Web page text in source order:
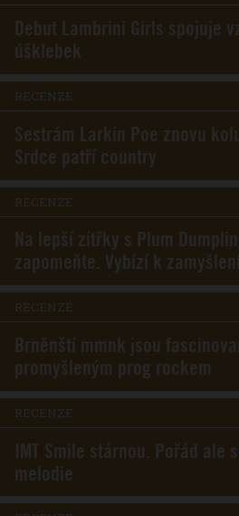
Debut Lambrini Girls spojuje
úšklebek
RECENZE
Sestrám Larkin Poe znovu
Srdce patří country
RECENZE
Na lepší zítřky s Plum
zapomeňte. Vybízí k
RECENZE
Brněnští mmnk jsou
promyšleným prog rockem
RECENZE
IMT Smile stárnou. Pořád ale
melodie